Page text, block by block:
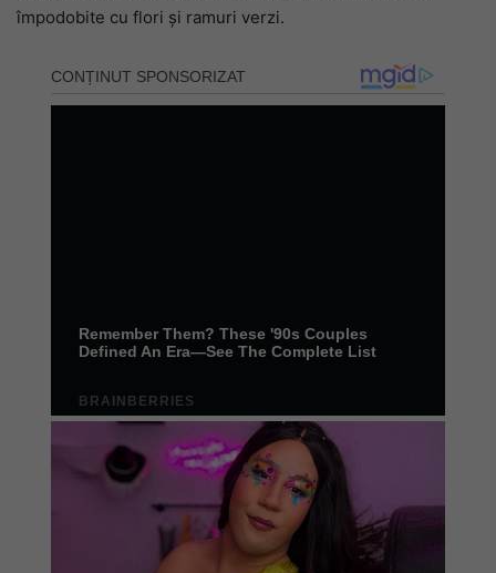
împodobite cu flori și ramuri verzi.